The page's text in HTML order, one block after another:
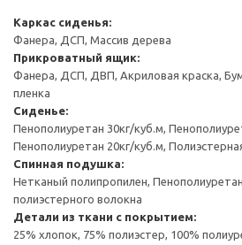
Каркас сиденья:
Фанера, ДСП, Массив дерева
Прикроватный ящик:
Фанера, ДСП, ДВП, Акриловая краска,
пленка
Сиденье:
Пенополиуретан 30кг/куб.м,
Пенополиуретан 20кг/куб.м,
Спинная подушка:
Нетканый полипропилен,
полиэстерного волокна
Детали из ткани с покрытием:
25% хлопок, 75% полиэстер, 100%